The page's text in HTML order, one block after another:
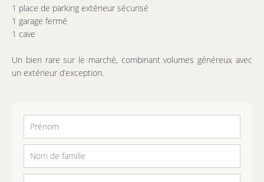
1 place de parking extérieur sécurisé
1 garage fermé
1 cave
Un bien rare sur le marché, combinant volumes généreux avec
un extérieur d’exception.